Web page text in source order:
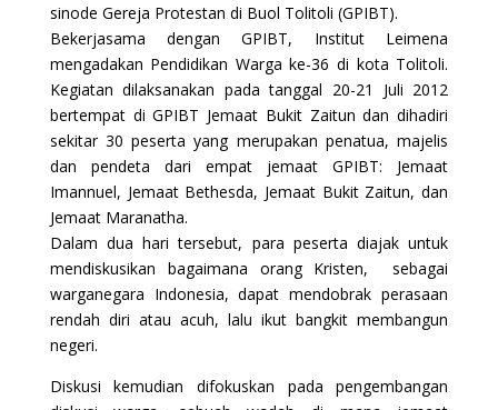
sinode Gereja Protestan di Buol Tolitoli (GPIBT).
Bekerjasama dengan GPIBT, Institut Leimena
mengadakan Pendidikan Warga ke-36 di kota Tolitoli.
Kegiatan dilaksanakan pada tanggal 20-21 Juli 2012
bertempat di GPIBT Jemaat Bukit Zaitun dan dihadiri
sekitar 30 peserta yang merupakan penatua, majelis
dan pendeta dari empat jemaat GPIBT: Jemaat
Imannuel, Jemaat Bethesda, Jemaat Bukit Zaitun, dan
Jemaat Maranatha.
Dalam dua hari tersebut, para peserta diajak untuk
mendiskusikan bagaimana orang Kristen, sebagai
warganegara Indonesia, dapat mendobrak perasaan
rendah diri atau acuh, lalu ikut bangkit membangun
negeri.
Diskusi kemudian difokuskan pada pengembangan